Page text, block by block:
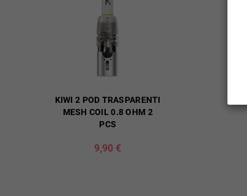
KIWI 2 POD TRASPARENTI
MESH COIL 0.8 OHM 2
PCS
9,90 €